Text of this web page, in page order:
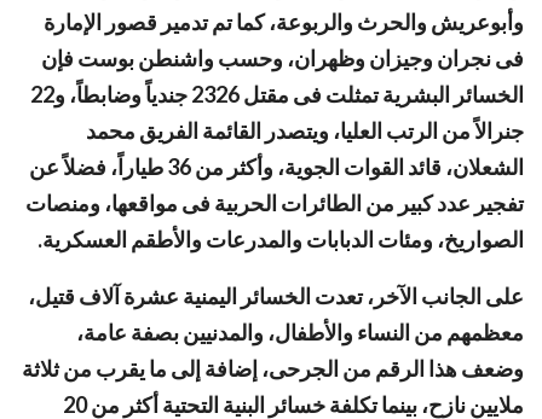
وأبوعريش والحرث والربوعة، كما تم تدمير قصور الإمارة
فى نجران وجيزان وظهران، وحسب واشنطن بوست فإن
الخسائر البشرية تمثلت فى مقتل 2326 جندياً وضابطاً، و22
جنرالاً من الرتب العليا، ويتصدر القائمة الفريق محمد
الشعلان، قائد القوات الجوية، وأكثر من 36 طياراً، فضلاً عن
تفجير عدد كبير من الطائرات الحربية فى مواقعها، ومنصات
الصواريخ، ومئات الدبابات والمدرعات والأطقم العسكرية.
على الجانب الآخر، تعدت الخسائر اليمنية عشرة آلاف قتيل،
معظمهم من النساء والأطفال، والمدنيين بصفة عامة،
وضعف هذا الرقم من الجرحى، إضافة إلى ما يقرب من ثلاثة
ملايين نازح، بينما تكلفة خسائر البنية التحتية أكثر من 20